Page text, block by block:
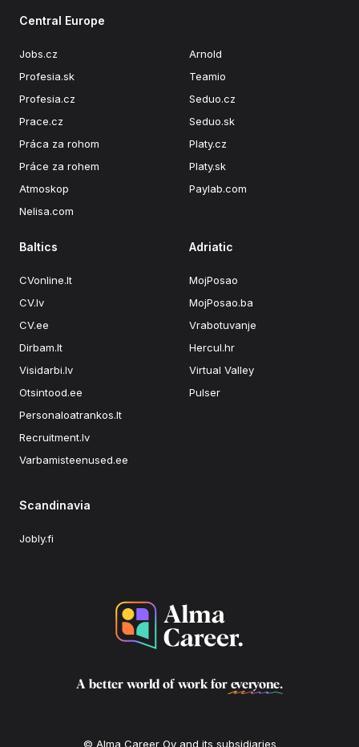
Central Europe
Jobs.cz
Profesia.sk
Profesia.cz
Prace.cz
Práca za rohom
Práce za rohem
Atmoskop
Nelisa.com
Arnold
Teamio
Seduo.cz
Seduo.sk
Platy.cz
Platy.sk
Paylab.com
Baltics
CVonline.lt
CV.lv
CV.ee
Dirbam.lt
Visidarbi.lv
Otsintood.ee
Personaloatrankos.lt
Recruitment.lv
Varbamisteenused.ee
Adriatic
MojPosao
MojPosao.ba
Vrabotuvanje
Hercul.hr
Virtual Valley
Pulser
Scandinavia
Jobly.fi
A better world of work for everyone.
© Alma Career Oy and its subsidiaries